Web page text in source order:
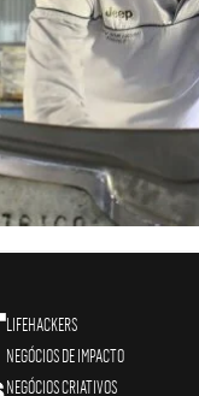
LIFEHACKERS
NEGÓCIOS DE IMPACTO
NEGÓCIOS CRIATIVOS